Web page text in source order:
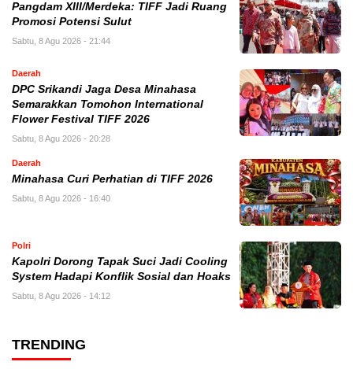
Pangdam XIII/Merdeka: TIFF Jadi Ruang
Promosi Potensi Sulut
Sabtu, 8 Agu 2026 - 21:44
Daerah
DPC Srikandi Jaga Desa Minahasa
Semarakkan Tomohon International
Flower Festival TIFF 2026
Sabtu, 8 Agu 2026 - 20:28
Daerah
Minahasa Curi Perhatian di TIFF 2026
Sabtu, 8 Agu 2026 - 16:40
Polri
Kapolri Dorong Tapak Suci Jadi Cooling
System Hadapi Konflik Sosial dan Hoaks
Sabtu, 8 Agu 2026 - 14:12
TRENDING